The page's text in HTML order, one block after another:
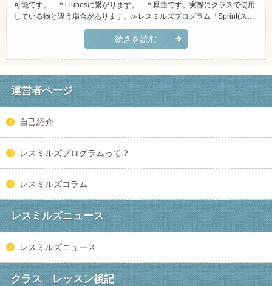
可能です。 ＊iTunesに繋がります。 ＊原曲です。実際にクラスで使用
している物と違う場合があります。≫レスミルズプログラム「Sprint(スプ
リント)」とは？(スマホでご覧頂く場合、横向きになさって頂くと見やす
くなっております)トラックタイトルアーティストiTunesで試聴AMAZON
続きを読む
運営者ページ
自己紹介
レスミルズプログラムって？
レスミルズコラム
レスミルズニュース
レスミルズニュース
クラス レッスン後記